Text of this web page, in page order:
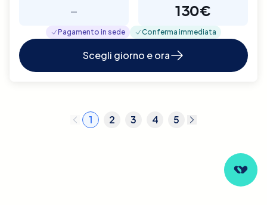
- 130€
Pagamento in sede Conferma immediata
Scegli giorno e ora
1 2 3 4 5